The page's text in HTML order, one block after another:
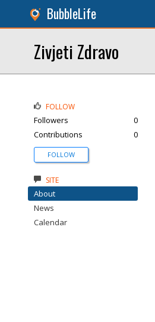
BubbleLife
Zivjeti Zdravo
FOLLOW
Followers
0
Contributions
0
FOLLOW
SITE
About
News
Calendar